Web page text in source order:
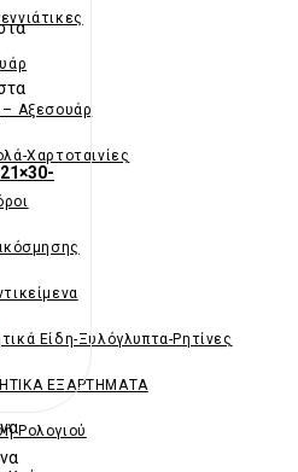
– Αξεσουάρ
Χαρτοταινίες
Είδη-Ξυλόγλυπτα-Ρητίνες
ΕΞΑΡΤΗΜΑΤΑ
Ρολογιού